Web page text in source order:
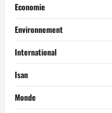
Economie
Environnement
International
Isan
Monde